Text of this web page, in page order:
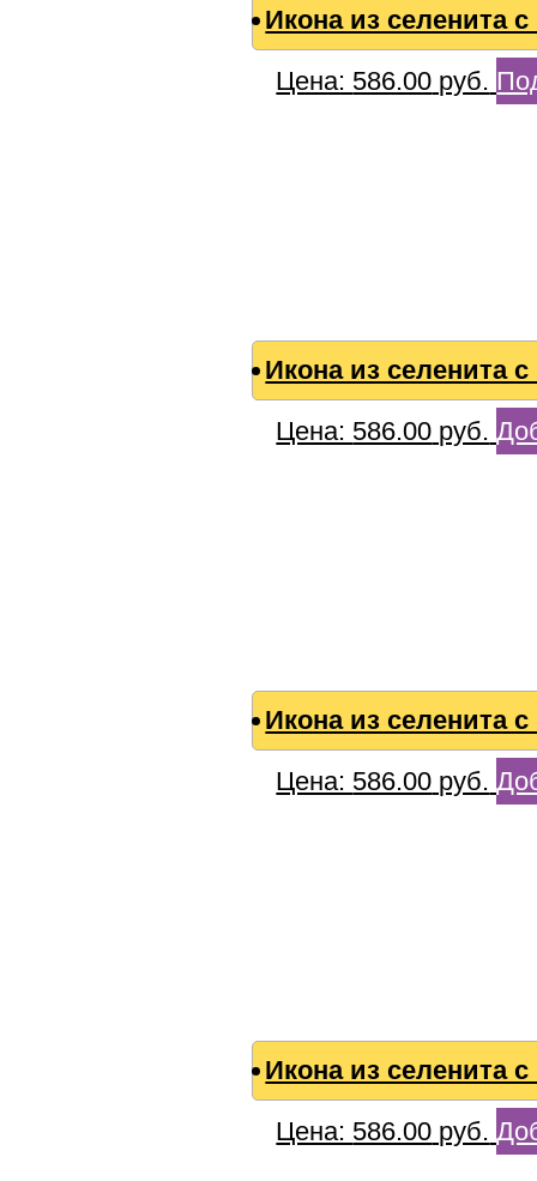
Икона из селенита
Цена: 586.00 руб.
Икона из селенита
Цена: 586.00 руб.
Икона из селенита
Цена: 586.00 руб.
Икона из селенита
Цена: 586.00 руб.